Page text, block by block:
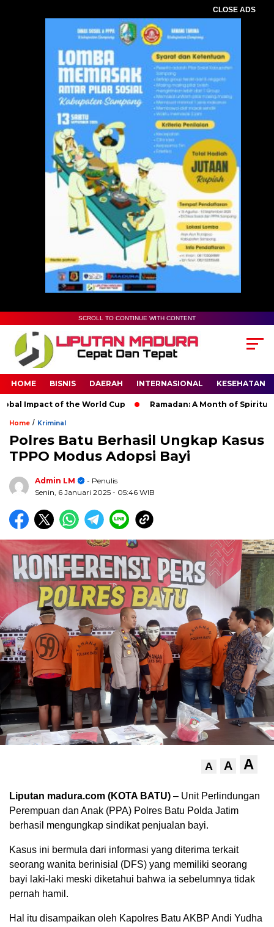
CLOSE ADS
SCROLL TO CONTINUE WITH CONTENT
HOME BISNIS DAERAH INTERNASIONAL KESEHATAN
Impact of the World Cup Ramadan: A Month of Spiritual
Home / Kriminal
Polres Batu Berhasil Ungkap Kasus
TPPO Modus Adopsi Bayi
Admin LM
- Penulis
Senin, 6 Januari 2025 - 05:46 WIB
A A A
Liputan madura.com (KOTA BATU) – Unit Perlindungan
Perempuan dan Anak (PPA) Polres Batu Polda Jatim
berhasil mengungkap sindikat penjualan bayi.
Kasus ini bermula dari informasi yang diterima terkait
seorang wanita berinisial (DFS) yang memiliki seorang
bayi laki-laki meski diketahui bahwa ia sebelumnya tidak
pernah hamil.
Hal itu disampaikan oleh Kapolres Batu AKBP Andi Yudha